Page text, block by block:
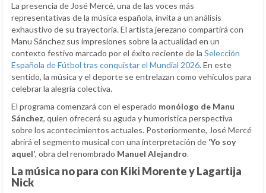
La presencia de José Mercé, una de las voces más
representativas de la música española, invita a un análisis
exhaustivo de su trayectoria. El artista jerezano compartirá con
Manu Sánchez sus impresiones sobre la actualidad en un
contexto festivo marcado por el éxito reciente de la Selección
Española de Fútbol tras conquistar el Mundial 2026. En este
sentido, la música y el deporte se entrelazan como vehículos para
celebrar la alegría colectiva.
El programa comenzará con el esperado monólogo de Manu
Sánchez, quien ofrecerá su aguda y humorística perspectiva
sobre los acontecimientos actuales. Posteriormente, José Mercé
abrirá el segmento musical con una interpretación de ‘Yo soy
aquel’, obra del renombrado Manuel Alejandro.
La música no para con Kiki Morente y Lagartija
Nick